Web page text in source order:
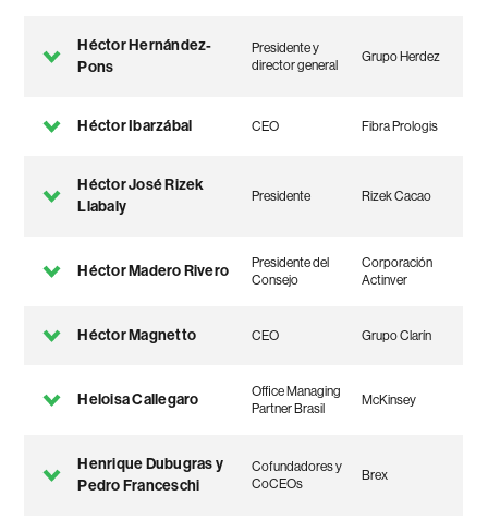
Héctor Hernández-
Pons
Presidente y
director general
Grupo Herdez
Héctor Ibarzábal CEO Fibra Prologis
Héctor José Rizek
Llabaly
Presidente Rizek Cacao
Héctor Madero Rivero
Presidente del
Consejo
Corporación
Actinver
Héctor Magnetto CEO Grupo Clarín
Heloisa Callegaro
Office Managing
Partner Brasil
McKinsey
Henrique Dubugras y
Pedro Franceschi
Cofundadores y
CoCEOs
Brex